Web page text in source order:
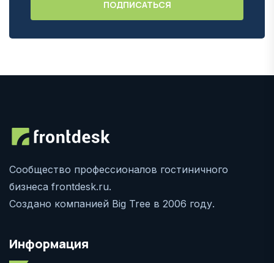
Сообщество профессионалов гостиничного
бизнеса frontdesk.ru.
Создано компанией Big Tree в 2006 году.
Информация